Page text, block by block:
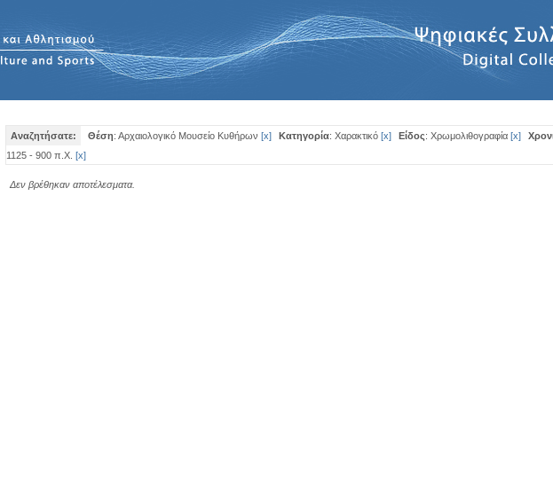
Αναζητήσατε: Θέση: Αρχαιολογικό Μουσείο Κυθήρων [x] Κατηγορία: Χαρακτικό [x] Είδος: Χρωμολιθογραφία [x]
1125 - 900 π.Χ. [x]
Δεν βρέθηκαν αποτέλεσματα.